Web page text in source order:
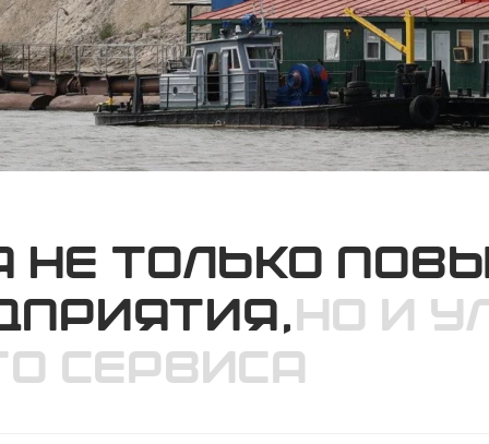
только
но и
сервиса